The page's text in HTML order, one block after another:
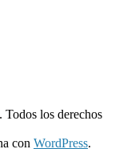
. Todos los derechos
con WordPress.